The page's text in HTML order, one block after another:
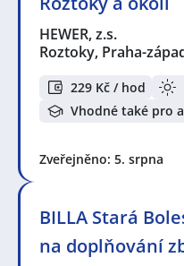
HEWER, z.s.
Roztoky, Praha-
229 Kč / hod
Vhodné také pro
Zveřejněno: 5. srpna
BILLA Stará
na doplňování